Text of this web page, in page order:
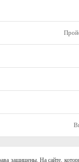
защищены. На сайте,